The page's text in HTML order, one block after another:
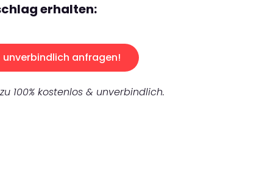
erhalten:
unverbindlich anfragen!
100% kostenlos & unverbindlich.